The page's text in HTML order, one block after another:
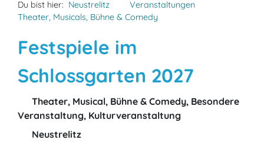
Du bist hier: Neustrelitz
Veranstaltungen
Theater, Musicals, Bühne & Comedy
Festspiele im
Schlossgarten 2027
Theater, Musical, Bühne & Comedy, Besondere
Veranstaltung, Kulturveranstaltung
Neustrelitz